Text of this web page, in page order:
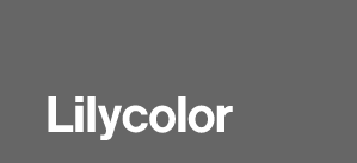
仙台ショールーム